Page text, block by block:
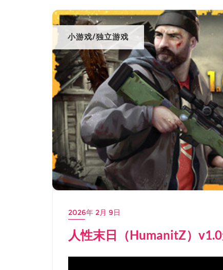
小游戏/独立游戏
2026年 2月 9日
人性末日（HumanitZ）